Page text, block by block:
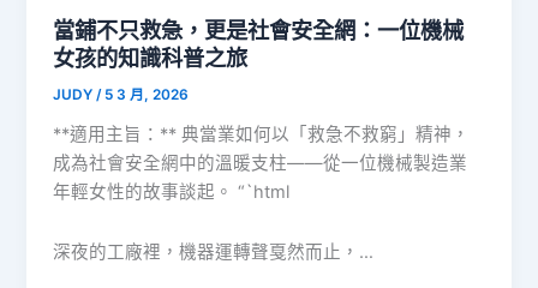
當鋪不只救急，更是社會安全網：一位機械
女孩的知識科普之旅
JUDY/ 5 3 月, 2026
**適用主旨：** 典當業如何以「救急不救窮」精神，
成為社會安全網中的溫暖支柱——從一位機械製造業
年輕女性的故事談起。 “`html
深夜的工廠裡，機器運轉聲戛然而止，…